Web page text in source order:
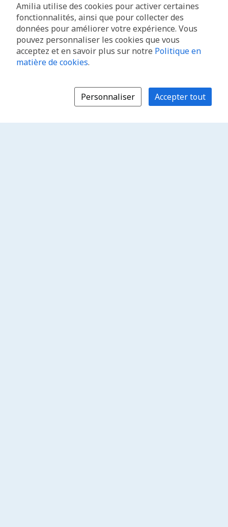
Amilia utilise des cookies pour activer certaines
fonctionnalités, ainsi que pour collecter des
données pour améliorer votre expérience. Vous
pouvez personnaliser les cookies que vous
acceptez et en savoir plus sur notre Politique en
matière de cookies.
Personnaliser Accepter tout